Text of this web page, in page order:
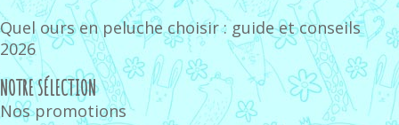
Quel ours en peluche choisir : guide et conseils
2026
NOTRE SÉLECTION
Nos promotions